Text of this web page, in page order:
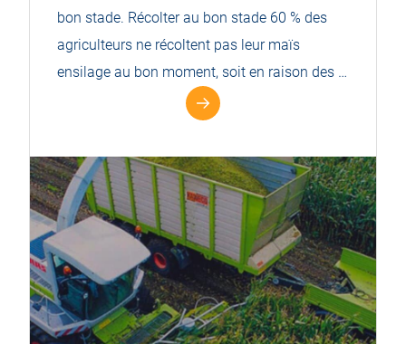
bon stade. Récolter au bon stade 60 % des
agriculteurs ne récoltent pas leur maïs
ensilage au bon moment, soit en raison des …